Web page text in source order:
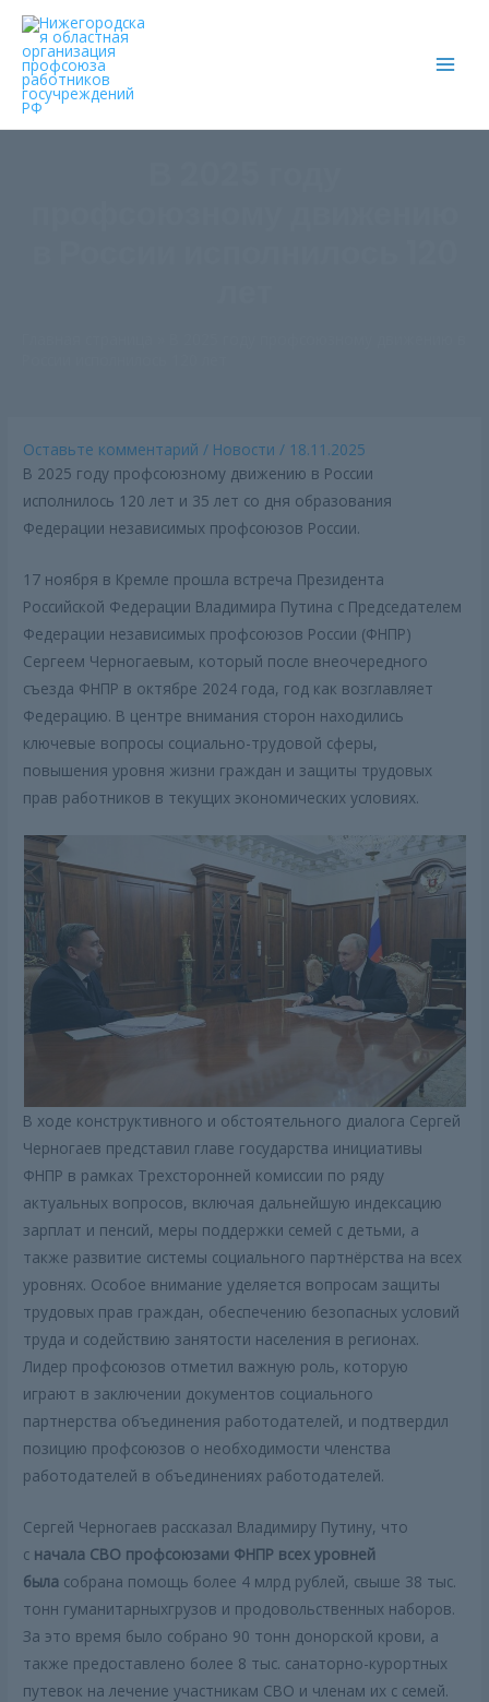
Оставьте комментарий / Новости / 18.11.2025
В 2025 году профсоюзному движению в России
исполнилось 120 лет и 35 лет со дня образования
Федерации независимых профсоюзов России.
17 ноября в Кремле прошла встреча Президента
Российской Федерации Владимира Путина с Председателем
Федерации независимых профсоюзов России (ФНПР)
Сергеем Черногаевым, который после внеочередного
съезда ФНПР в октябре 2024 года, год как возглавляет
Федерацию. В центре внимания сторон находились
ключевые вопросы социально-трудовой сферы,
повышения уровня жизни граждан и защиты трудовых
прав работников в текущих экономических условиях.
В ходе конструктивного и обстоятельного диалога Сергей
Черногаев представил главе государства инициативы
ФНПР в рамках Трехсторонней комиссии по ряду
актуальных вопросов, включая дальнейшую индексацию
зарплат и пенсий, меры поддержки семей с детьми, а
также развитие системы социального партнёрства на всех
уровнях. Особое внимание уделяется вопросам защиты
трудовых прав граждан, обеспечению безопасных условий
труда и содействию занятости населения в регионах.
Лидер профсоюзов отметил важную роль, которую
играют в заключении документов социального
партнерства объединения работодателей, и подтвердил
позицию профсоюзов о необходимости членства
работодателей в объединениях работодателей.
Сергей Черногаев рассказал Владимиру Путину, что
с начала СВО профсоюзами ФНПР всех уровней
была собрана помощь более 4 млрд рублей, свыше 38 тыс.
тонн гуманитарныхгрузов и продовольственных наборов.
За это время было собрано 90 тонн донорской крови, а
также предоставлено более 8 тыс. санаторно-курортных
путевок на лечение участникам СВО и членам их с семей.